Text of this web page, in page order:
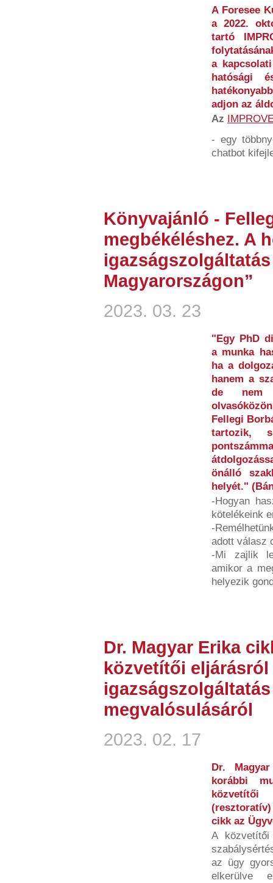
A Foresee
a 2022.
tartó
a
hatósági
adjon az
Az
- egy
chatbot
Könyvajánló -
megbékéléshez. A
Magyarországon”
2023. 03. 23
"Egy PhD
a munka
ha a
hanem a
de nem
Fellegi
tartozik,
önálló
helyét."
-Hogyan
kötelékeink
-
adott válasz
-Mi zajlik
amikor a
helyezik
Dr. Magyar Erika
közvetítői
megvalósulásáról
2023. 02. 17
Dr.
korábbi
cikk az
A
az ügy
elkerülve